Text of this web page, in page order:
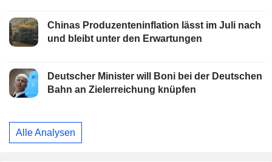
Chinas Produzenteninflation lässt im Juli nach
und bleibt unter den Erwartungen
Deutscher Minister will Boni bei der Deutschen
Bahn an Zielerreichung knüpfen
Alle Analysen